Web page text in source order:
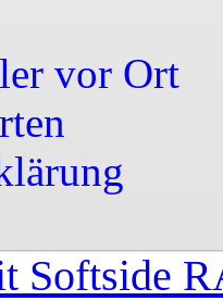
Softside